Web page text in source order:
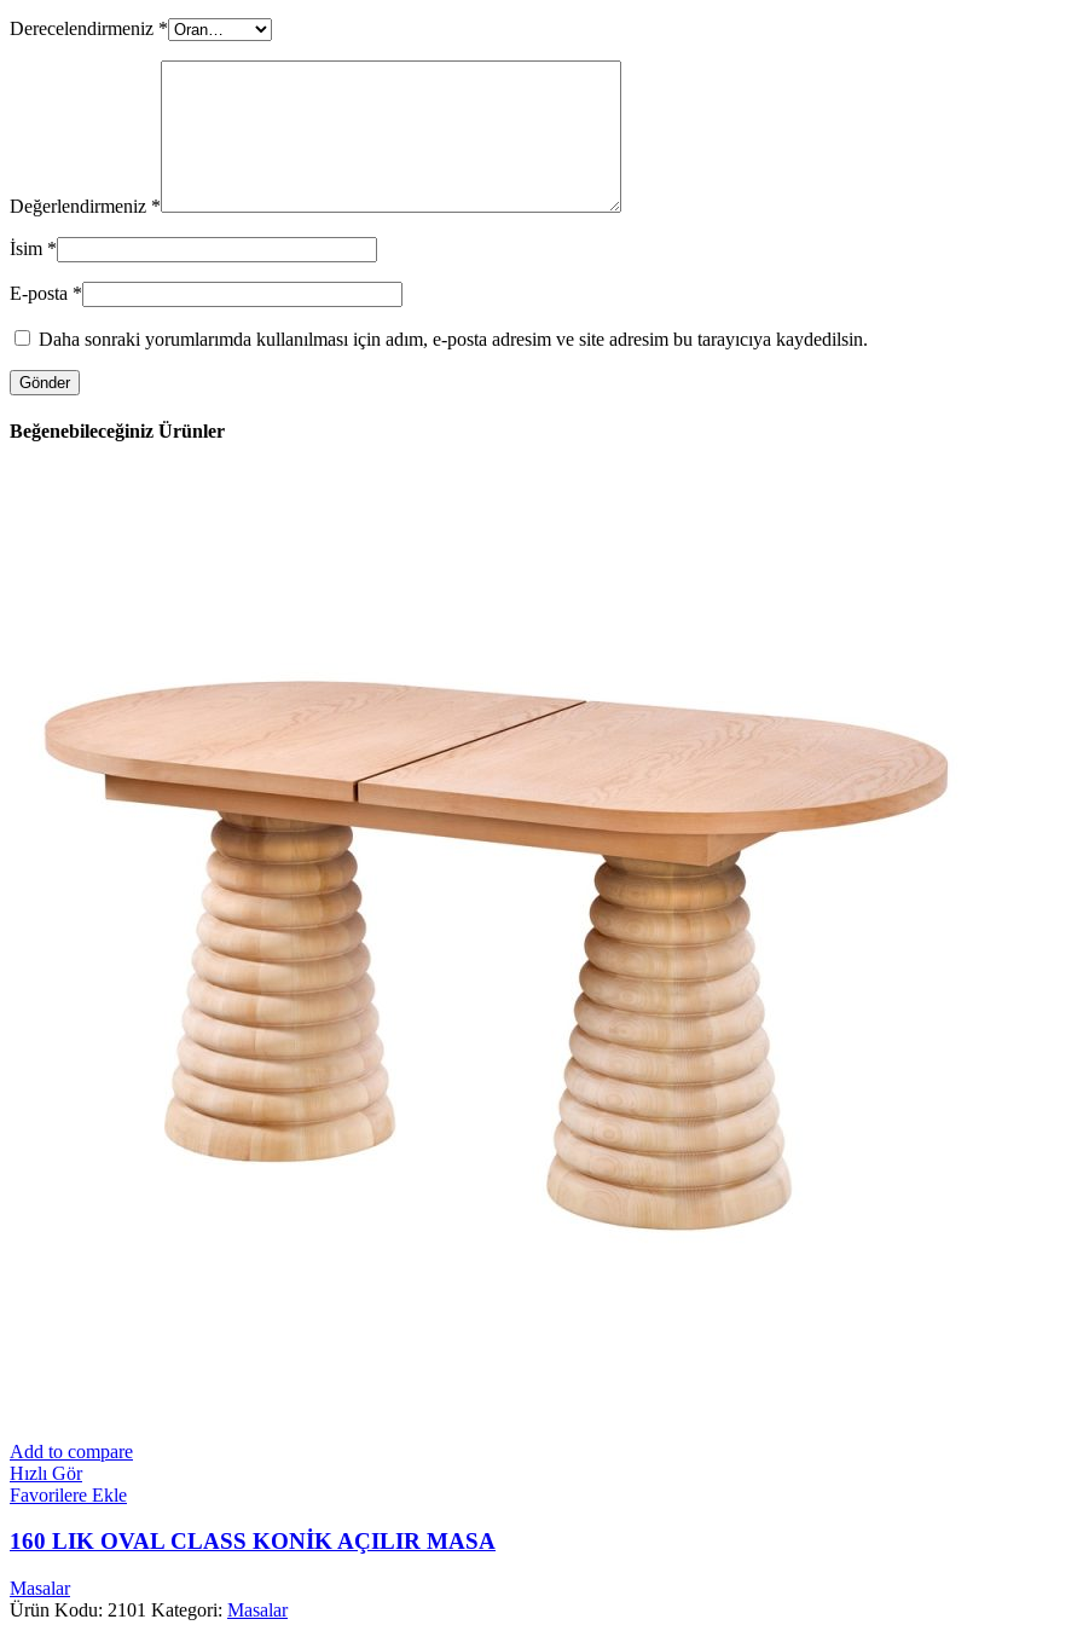
Derecelendirmeniz *
Değerlendirmeniz *
İsim *
E-posta *
Daha sonraki yorumlarımda kullanılması için adım, e-posta adresim ve site adresim bu tarayıcıya kaydedilsin.
Beğenebileceğiniz Ürünler
Add to compare
Hızlı Gör
Favorilere Ekle
160 LIK OVAL CLASS KONİK AÇILIR MASA
Masalar
Ürün Kodu: 2101 Kategori: Masalar